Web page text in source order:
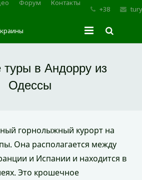
Форум Контакты
+38
в Андорру из
Одессы
горнолыжный курорт на
Она располагается между
и Испании и находится в
Это крошечное